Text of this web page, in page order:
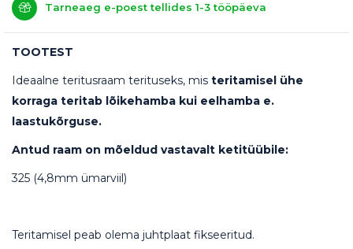
Tarneaeg e-poest tellides 1-3 tööpäeva
TOOTEST
Ideaalne teritusraam terituseks, mis teritamisel ühe
korraga teritab lõikehamba kui eelhamba e.
laastukõrguse.
Antud raam on mõeldud vastavalt ketitüübile:
325 (4,8mm ümarviil)
Teritamisel peab olema juhtplaat fikseeritud.